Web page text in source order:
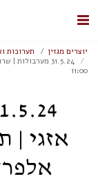
יוצרים מגזין
תערוכות
11:00
אזגי |